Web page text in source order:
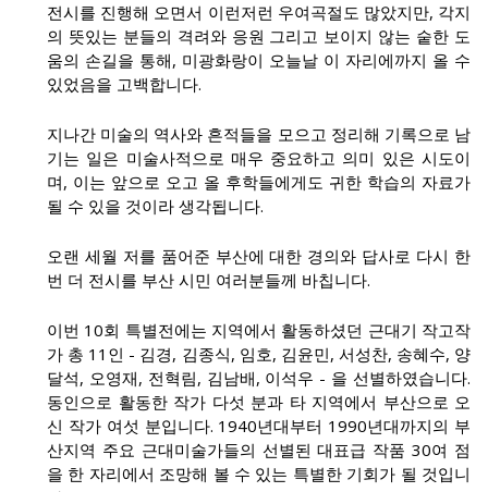
전시를 진행해 오면서 이런저런 우여곡절도 많았지만, 각지
의 뜻있는 분들의 격려와 응원 그리고 보이지 않는 숱한 도
움의 손길을 통해, 미광화랑이 오늘날 이 자리에까지 올 수
있었음을 고백합니다.
지나간 미술의 역사와 흔적들을 모으고 정리해 기록으로 남
기는 일은 미술사적으로 매우 중요하고 의미 있은 시도이
며, 이는 앞으로 오고 올 후학들에게도 귀한 학습의 자료가
될 수 있을 것이라 생각됩니다.
오랜 세월 저를 품어준 부산에 대한 경의와 답사로 다시 한
번 더 전시를 부산 시민 여러분들께 바칩니다.
이번 10회 특별전에는 지역에서 활동하셨던 근대기 작고작
가 총 11인 - 김경, 김종식, 임호, 김윤민, 서성찬, 송혜수, 양
달석, 오영재, 전혁림, 김남배, 이석우 - 을 선별하였습니다.
동인으로 활동한 작가 다섯 분과 타 지역에서 부산으로 오
신 작가 여섯 분입니다. 1940년대부터 1990년대까지의 부
산지역 주요 근대미술가들의 선별된 대표급 작품 30여 점
을 한 자리에서 조망해 볼 수 있는 특별한 기회가 될 것입니